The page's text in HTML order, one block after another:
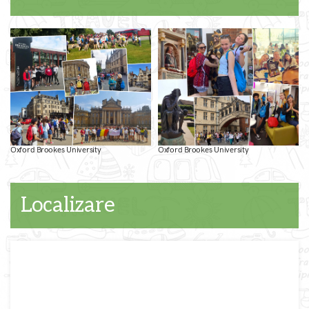
Oxford Brookes University Oxford Brookes University
Localizare